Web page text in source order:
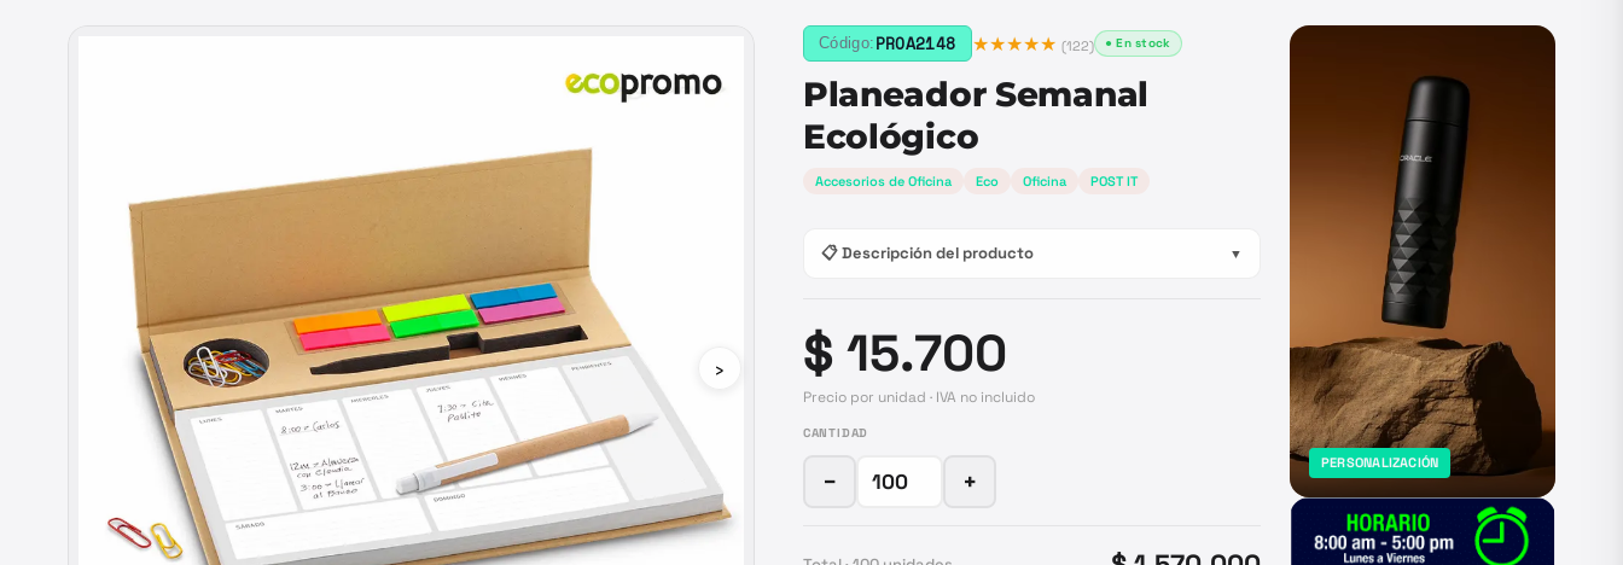
›
Código: PROA2148 ★★★★★ (122) ● En stock
Planeador Semanal
Ecológico
Accesorios de Oficina Eco Oficina POST IT
📋 Descripción del producto ▼
$ 15.700
Precio por unidad · IVA no incluido
CANTIDAD
− +
PERSONALIZACIÓN